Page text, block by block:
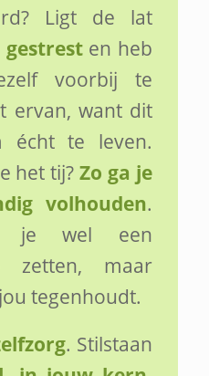
Ligt de lat
gestresten heb
voorbij te
ervan, want dit
te leven.
het tij?Zo ga je
volhouden.
je wel een
zetten, maar
tegenhoudt.
. Stilstaan